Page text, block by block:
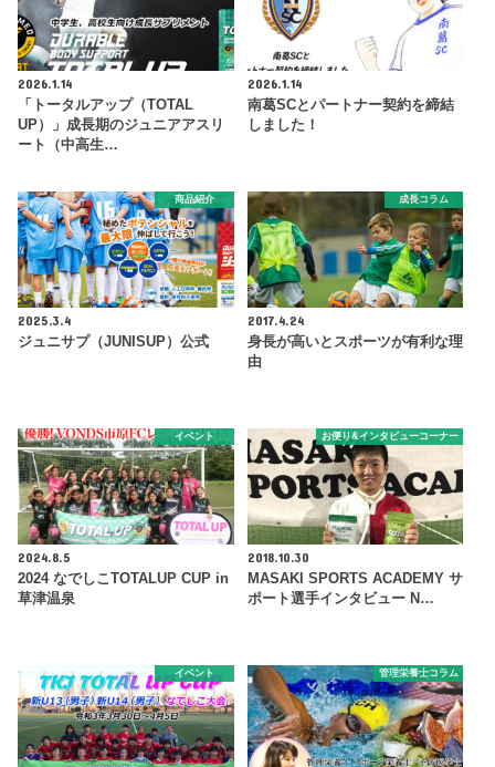
2026.1.14
「トータルアップ（TOTAL
UP）」成長期のジュニアアスリ
ート（中高生…
2026.1.14
南葛SCとパートナー契約を締結
しました！
商品紹介
2025.3.4
ジュニサプ（JUNISUP）公式
成長コラム
2017.4.24
身長が高いとスポーツが有利な理
由
イベント
2024.8.5
2024 なでしこTOTALUP CUP in
草津温泉
お便り&インタビューコーナー
2018.10.30
MASAKI SPORTS ACADEMY サ
ポート選手インタビュー N…
イベント 管理栄養士コラム